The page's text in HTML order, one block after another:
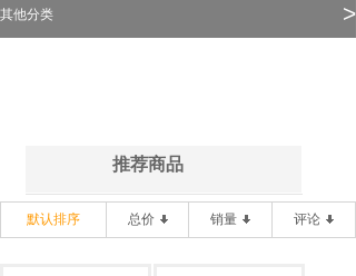
其他分类 >
推荐商品
默认排序 总价 销量 评论